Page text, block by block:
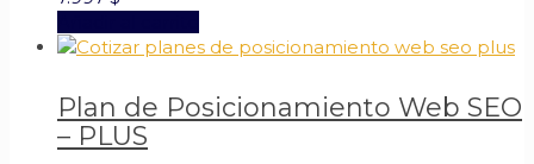
Plan de Posicionamiento Web SEO
– PLUS